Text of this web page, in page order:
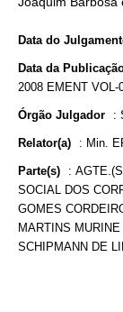
Data do
Data da
2008 EMENT VOL-
Órgão Julgador :
Relator(a) : Min.
Parte(s) :
SOCIAL DOS
GOMES
MARTINS
SCHIPMANN DE